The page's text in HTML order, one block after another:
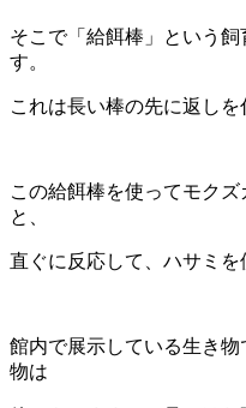
そこで「給餌棒」という
す。
これは長い棒の先に返しを
この給餌棒を使ってモク
と、
直ぐに反応して、ハサミを
館内で展示している生き
物は